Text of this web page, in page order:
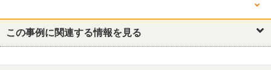
他の箇所を見る
その他
この事例に関連する情報を見る